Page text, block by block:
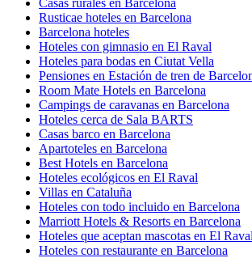
Casas rurales en Barcelona
Rusticae hoteles en Barcelona
Barcelona hoteles
Hoteles con gimnasio en El Raval
Hoteles para bodas en Ciutat Vella
Pensiones en Estación de tren de
Room Mate Hotels en Barcelona
Campings de caravanas en Barcelona
Hoteles cerca de Sala BARTS
Casas barco en Barcelona
Apartoteles en Barcelona
Best Hotels en Barcelona
Hoteles ecológicos en El Raval
Villas en Cataluña
Hoteles con todo incluido en Barcelona
Marriott Hotels & Resorts en Barcelona
Hoteles que aceptan mascotas en El Raval
Hoteles con restaurante en Barcelona